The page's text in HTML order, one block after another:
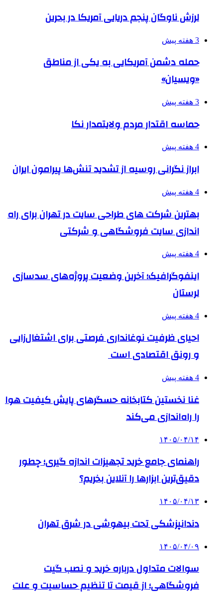
لرزش ناوگان پنجم دریایی آمریکا در بحرین
3 هفته پیش
حمله دشمن آمریکایی به یکی از مناطق
«ویسیان»
3 هفته پیش
حماسه اقتدار مردم ولایتمدار نکا
4 هفته پیش
ابراز نگرانی روسیه از تشدید تنش‌ها پیرامون ایران
4 هفته پیش
بهترین شرکت های طراحی سایت در تهران برای راه
اندازی سایت فروشگاهی و شرکتی
4 هفته پیش
اینفوگرافیک؛ آخرین وضعیت پروژه‌های سدسازی
لرستان
4 هفته پیش
احیای ظرفیت نوغانداری فرصتی برای اشتغال‌زایی
و رونق اقتصادی است
4 هفته پیش
غنا نخستین کتابخانه حسگرهای پایش کیفیت هوا
را راه‌اندازی می‌کند
۱۴۰۵/۰۴/۱۴
راهنمای جامع خرید تجهیزات اندازه گیری؛ چطور
دقیق‌ترین ابزارها را آنلاین بخریم؟
۱۴۰۵/۰۴/۱۳
دندانپزشکی تحت بیهوشی در شرق تهران
۱۴۰۵/۰۴/۰۹
سوالات متداول درباره خرید و نصب گیت
فروشگاهی؛ از قیمت تا تنظیم حساسیت و علت